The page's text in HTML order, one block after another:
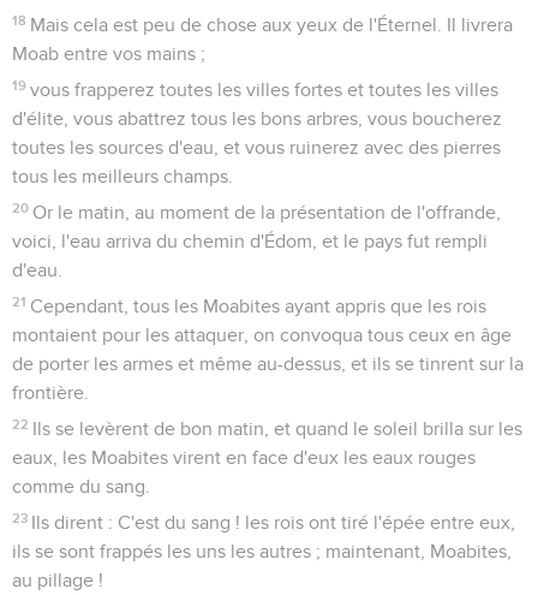
18 Mais cela est peu de chose aux yeux de l'Éternel. Il livrera
Moab entre vos mains ;
19 vous frapperez toutes les villes fortes et toutes les villes
d'élite, vous abattrez tous les bons arbres, vous boucherez
toutes les sources d'eau, et vous ruinerez avec des pierres
tous les meilleurs champs.
20 Or le matin, au moment de la présentation de l'offrande,
voici, l'eau arriva du chemin d'Édom, et le pays fut rempli
d'eau.
21 Cependant, tous les Moabites ayant appris que les rois
montaient pour les attaquer, on convoqua tous ceux en âge
de porter les armes et même au-dessus, et ils se tinrent sur la
frontière.
22 Ils se levèrent de bon matin, et quand le soleil brilla sur les
eaux, les Moabites virent en face d'eux les eaux rouges
comme du sang.
23 Ils dirent : C'est du sang ! les rois ont tiré l'épée entre eux,
ils se sont frappés les uns les autres ; maintenant, Moabites,
au pillage !